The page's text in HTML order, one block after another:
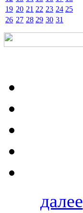
19 20 21 22 23 24 25
26 27 28 29 30 31
далее